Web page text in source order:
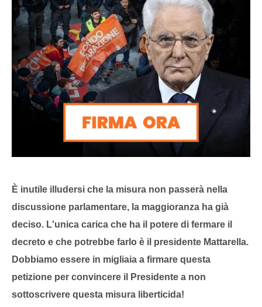
È inutile illudersi che la misura non passerà nella
discussione parlamentare, la maggioranza ha già
deciso. L'unica carica che ha il potere di fermare il
decreto e che potrebbe farlo è il presidente Mattarella.
Dobbiamo essere in migliaia a firmare questa
petizione per convincere il Presidente a non
sottoscrivere questa misura liberticida!